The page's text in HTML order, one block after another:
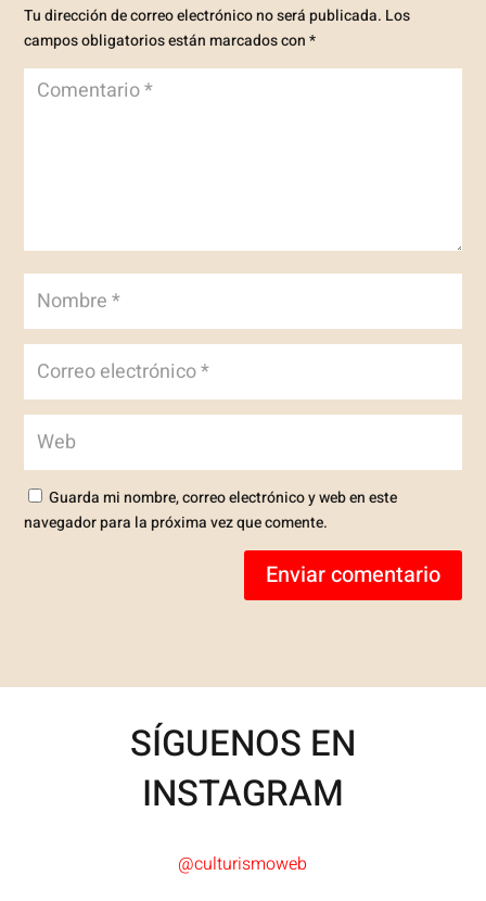
Tu dirección de correo electrónico no será publicada. Los
campos obligatorios están marcados con*
Guarda mi nombre, correo electrónico y web en este
navegador para la próxima vez que comente.
Enviar comentario
SÍGUENOS EN
INSTAGRAM
@culturismoweb